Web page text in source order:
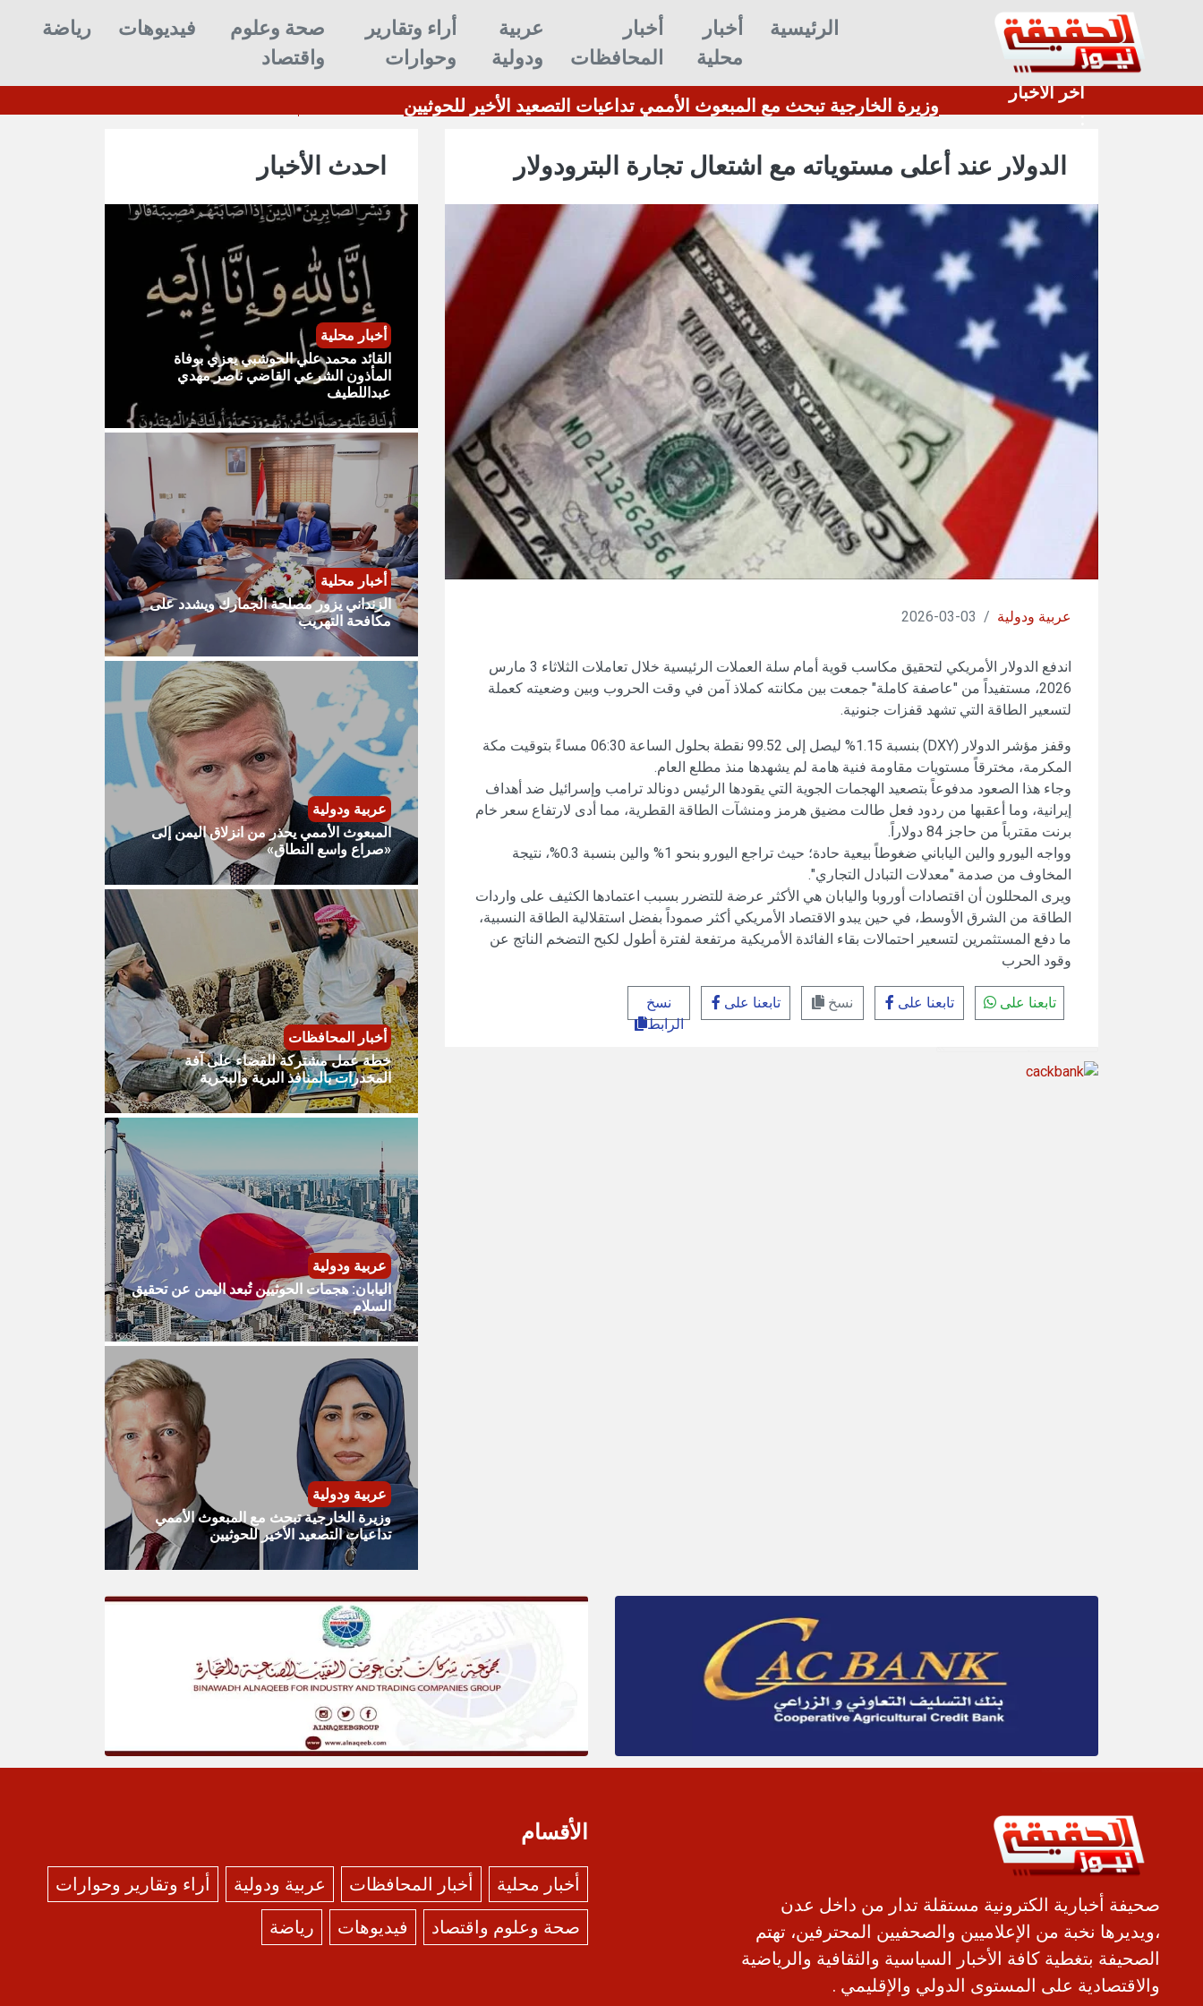
الرئيسية
أخبار
محلية
أخبار
المحافظات
عربية
ودولية
أراء وتقارير
وحوارات
صحة وعلوم
واقتصاد
فيديوهات رياضة
أخر الأخبار
:
​وزيرة الخارجية تبحث مع المبعوث الأممي تداعيات التصعيد الأخير للحوثيين
الدولار عند أعلى مستوياته مع اشتعال تجارة البترودولار
عربية ودولية /
03-03-2026
اندفع الدولار الأمريكي لتحقيق مكاسب قوية أمام سلة العملات الرئيسية خلال تعاملات الثلاثاء 3 مارس
2026، مستفيداً من "عاصفة كاملة" جمعت بين مكانته كملاذ آمن في وقت الحروب وبين وضعيته كعملة
لتسعير الطاقة التي تشهد قفزات جنونية.
وقفز مؤشر الدولار (DXY) بنسبة 1.15% ليصل إلى 99.52 نقطة بحلول الساعة 06:30 مساءً بتوقيت مكة
المكرمة، مخترقاً مستويات مقاومة فنية هامة لم يشهدها منذ مطلع العام.
وجاء هذا الصعود مدفوعاً بتصعيد الهجمات الجوية التي يقودها الرئيس دونالد ترامب وإسرائيل ضد أهداف
إيرانية، وما أعقبها من ردود فعل طالت مضيق هرمز ومنشآت الطاقة القطرية، مما أدى لارتفاع سعر خام
برنت مقترباً من حاجز 84 دولاراً.
وواجه اليورو والين الياباني ضغوطاً بيعية حادة؛ حيث تراجع اليورو بنحو 1% والين بنسبة 0.3%، نتيجة
المخاوف من صدمة "معدلات التبادل التجاري".
ويرى المحللون أن اقتصادات أوروبا واليابان هي الأكثر عرضة للتضرر بسبب اعتمادها الكثيف على واردات
الطاقة من الشرق الأوسط، في حين يبدو الاقتصاد الأمريكي أكثر صموداً بفضل استقلالية الطاقة النسبية،
ما دفع المستثمرين لتسعير احتمالات بقاء الفائدة الأمريكية مرتفعة لفترة أطول لكبح التضخم الناتج عن
وقود الحرب
تابعنا على تابعنا على نسخ تابعنا على
نسخ
الرابط
احدث الأخبار
أخبار محلية
القائد محمد علي الحوشبي يعزي بوفاة
المأذون الشرعي القاضي ناصر مهدي
عبداللطيف
أخبار محلية
الزنداني يزور مصلحة الجمارك ويشدد على
مكافحة التهريب
عربية ودولية
​المبعوث الأممي يحذر من انزلاق اليمن إلى
«صراع واسع النطاق»
أخبار المحافظات
​خطة عمل مشتركة للقضاء على آفة
المخدرات بالمنافذ البرية والبحرية
عربية ودولية
​اليابان: هجمات الحوثيين تُبعد اليمن عن تحقيق
السلام
عربية ودولية
​وزيرة الخارجية تبحث مع المبعوث الأممي
تداعيات التصعيد الأخير للحوثيين
صحيفة أخبارية الكترونية مستقلة تدار من داخل عدن
،ويديرها نخبة من الإعلاميين والصحفيين المحترفين، تهتم
الصحيفة بتغطية كافة الأخبار السياسية والثقافية والرياضية
والاقتصادية على المستوى الدولي والإقليمي .
الأقسام
أخبار محلية أخبار المحافظات عربية ودولية
أراء وتقارير وحوارات
صحة وعلوم واقتصاد
فيديوهات رياضة